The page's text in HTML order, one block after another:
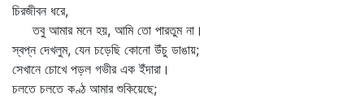
চিরজীবন ধরে,
তবু আমার মনে হয়, আমি তো পারতুম না।
স্বপ্ন দেখলুম, যেন চড়েছি কোনো উঁচু ডাঙায়;
সেখানে চোখে পড়ল গভীর এক ইঁদারা।
চলতে চলতে কণ্ঠ আমার শুকিয়েছে;